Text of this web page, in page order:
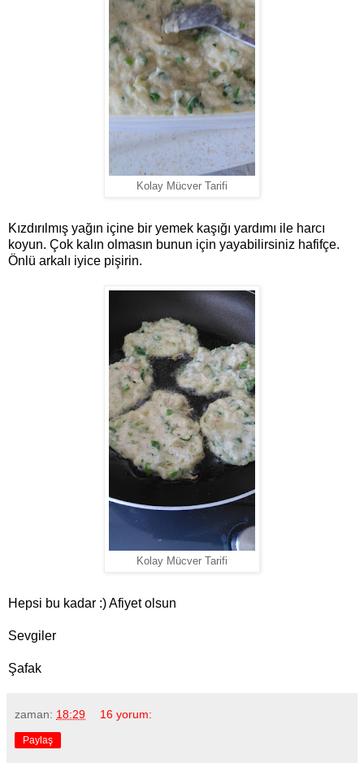
Kolay Mücver Tarifi
Kızdırılmış yağın içine bir yemek kaşığı yardımı ile harcı
koyun. Çok kalın olmasın bunun için yayabilirsiniz hafifçe.
Önlü arkalı iyice pişirin.
Kolay Mücver Tarifi
Hepsi bu kadar :) Afiyet olsun
Sevgiler
Şafak
zaman: 18:29 16 yorum:
Paylaş